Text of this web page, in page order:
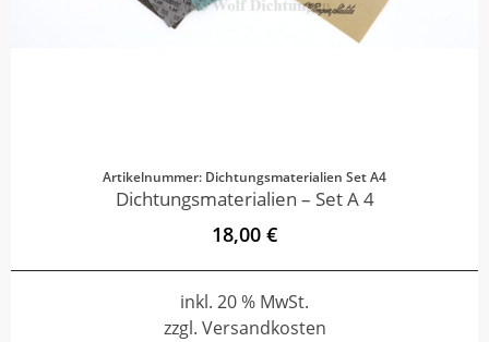
Artikelnummer: Dichtungsmaterialien Set A4
Dichtungsmaterialien – Set A 4
18,00 €
inkl. 20 % MwSt.
zzgl. Versandkosten